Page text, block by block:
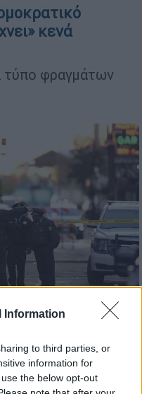
Information
to third parties, or
information for
the below opt-out
κενά
τύπο φραγμάτων
της
Νέα Ορλεάνη